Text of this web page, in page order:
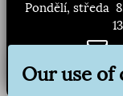
Pondělí, středa
Zasílání novinek:
Our use of